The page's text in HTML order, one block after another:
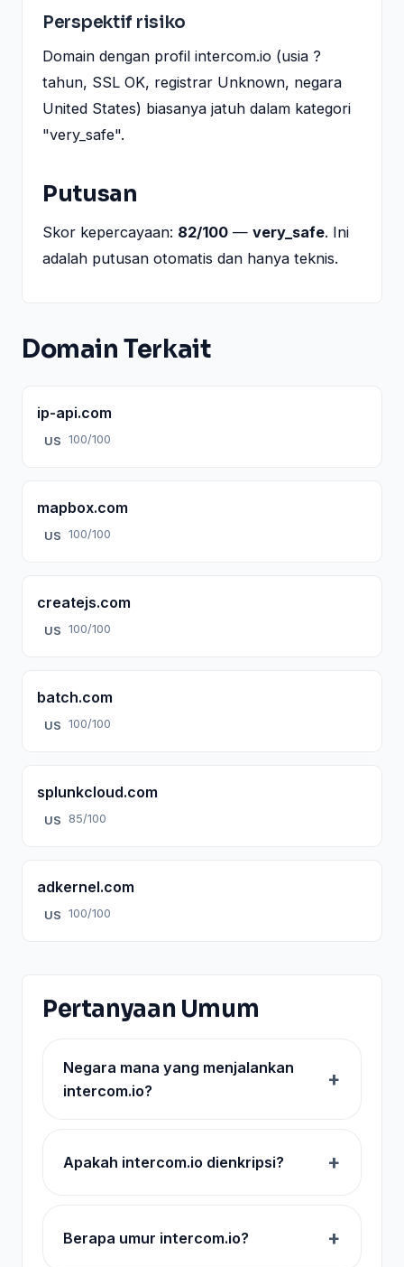
Perspektif risiko
Domain dengan profil intercom.io (usia ?
tahun, SSL OK, registrar Unknown, negara
United States) biasanya jatuh dalam kategori
"very_safe".
Putusan
Skor kepercayaan: 82/100 — very_safe. Ini
adalah putusan otomatis dan hanya teknis.
Domain Terkait
ip-api.com
US 100/100
mapbox.com
US 100/100
createjs.com
US 100/100
batch.com
US 100/100
splunkcloud.com
US 85/100
adkernel.com
US 100/100
Pertanyaan Umum
Negara mana yang menjalankan
intercom.io?
Apakah intercom.io dienkripsi?
Berapa umur intercom.io?